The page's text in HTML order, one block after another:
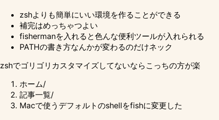
zshよりも簡単にいい環境を作ることができる
補完はめっちゃつよい
fishermanを入れると色んな便利ツールが入れられる
PATHの書き方なんかが変わるのだけネック
zshでゴリゴリカスタマイズしてないならこっちの方が楽
ホーム/
記事一覧/
Macで使うデフォルトのshellをfishに変更した